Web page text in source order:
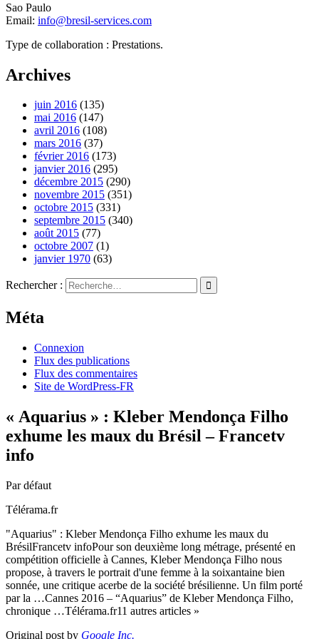
Sao Paulo
Email: info@bresil-services.com
Type de collaboration : Prestations.
Archives
juin 2016 (135)
mai 2016 (147)
avril 2016 (108)
mars 2016 (37)
février 2016 (173)
janvier 2016 (295)
décembre 2015 (290)
novembre 2015 (351)
octobre 2015 (331)
septembre 2015 (340)
août 2015 (77)
octobre 2007 (1)
janvier 1970 (63)
Rechercher :
Méta
Connexion
Flux des publications
Flux des commentaires
Site de WordPress-FR
« Aquarius » : Kleber Mendonça Filho
exhume les maux du Brésil – Francetv
info
Par défaut
Télérama.fr
"Aquarius" : Kleber Mendonça Filho exhume les maux du
BrésilFrancetv infoPour son deuxième long métrage, présenté en
compétition officielle à Cannes, Kleber Mendonça Filho nous
propose, à travers le portrait d'une femme à la soixantaine bien
sonnée, une critique acerbe de la société brésilienne. Un film porté
par la …Cannes 2016 – “Aquarius” de Kleber Mendonça Filho,
chronique …Télérama.fr11 autres articles »
Original post by Google Inc.